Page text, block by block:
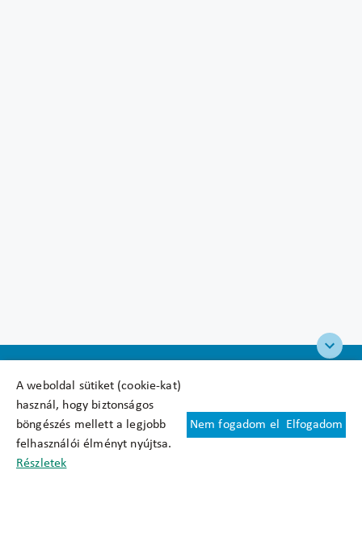
A weboldal sütiket (cookie-kat)
használ, hogy biztonságos
böngészés mellett a legjobb
felhasználói élményt nyújtsa.
Részletek
Nem fogadom el Elfogadom
Felhasználási feltételek